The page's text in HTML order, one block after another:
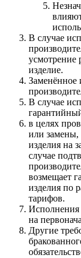
В случае
усмотрение
изделие.
Заменённое
В случае
в целях
или замены,
изделия на
случае
возмещает
изделия по
тарифов.
Исполнения
на
Другие